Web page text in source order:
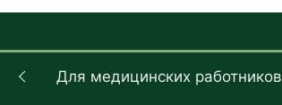
Для медицинских работников